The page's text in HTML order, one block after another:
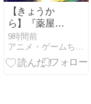
【きょうか
ら】『薬屋の
ひとりごと』
第1期・第2期
全話が順次無
9時間前